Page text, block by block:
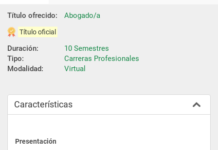
Título ofrecido: Abogado/a
Título oficial
Duración:
10 Semestres
Tipo:
Carreras Profesionales
Modalidad:
Virtual
Características
Presentación